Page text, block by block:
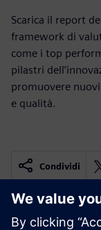
Scarica il report
framework di
come i top
pilastri
promuovere
e qualità.
Condividi